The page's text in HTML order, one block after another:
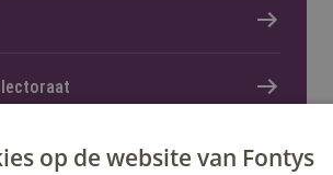
lectoraat
op de website van Fontys